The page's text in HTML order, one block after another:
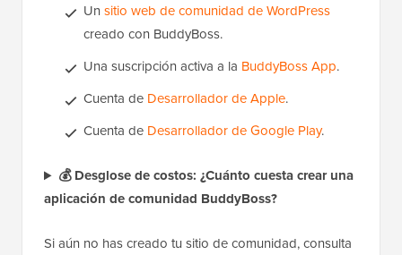
Un sitio web de comunidad de WordPress
creado con BuddyBoss.
Una suscripción activa a la BuddyBoss App.
Cuenta de Desarrollador de Apple.
Cuenta de Desarrollador de Google Play.
💰 Desglose de costos: ¿Cuánto cuesta crear una
aplicación de comunidad BuddyBoss?
Si aún no has creado tu sitio de comunidad, consulta